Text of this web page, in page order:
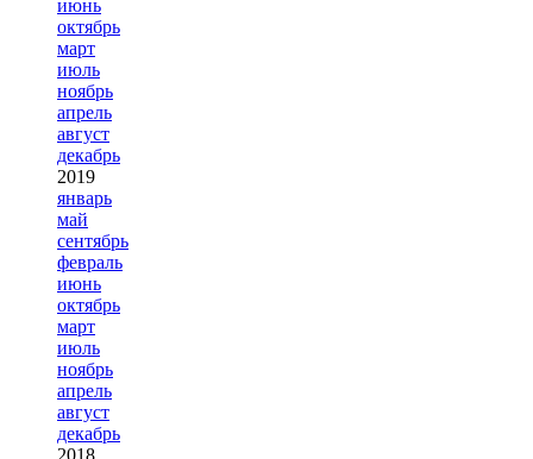
июнь
октябрь
март
июль
ноябрь
апрель
август
декабрь
2019
январь
май
сентябрь
февраль
июнь
октябрь
март
июль
ноябрь
апрель
август
декабрь
2018